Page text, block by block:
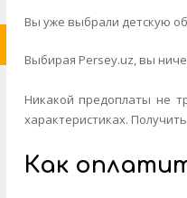
Вы уже выбрали детскую
Выбирая Persey.uz, вы
Никакой предоплаты не
характеристиках.
Как